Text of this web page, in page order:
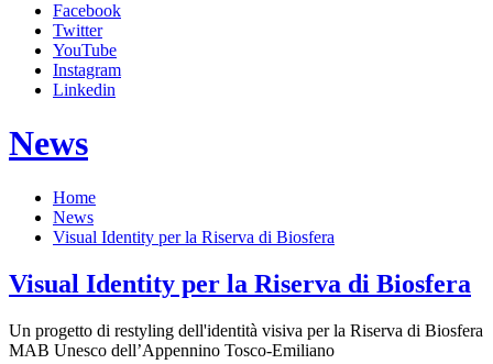
Facebook
Twitter
YouTube
Instagram
Linkedin
News
Home
News
Visual Identity per la Riserva di Biosfera
Visual Identity per la Riserva di Biosfera
Un progetto di restyling dell'identità visiva per la Riserva di Biosfera
MAB Unesco dell’Appennino Tosco-Emiliano